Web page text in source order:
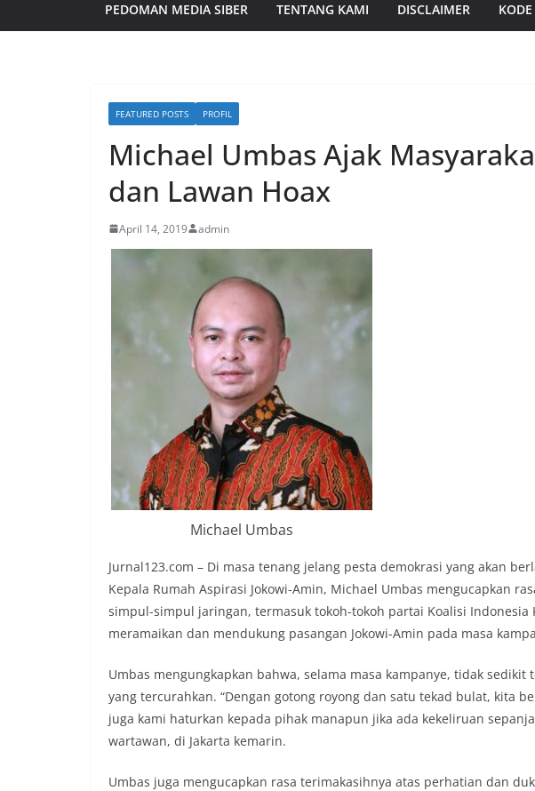
PEDOMAN MEDIA SIBER TENTANG KAMI DISCLAIMER
FEATURED POSTS PROFIL
Michael Umbas Ajak
dan Lawan Hoax
April 14, 2019 admin
Michael Umbas
Jurnal123.com – Di masa tenang jelang pesta demokrasi yang akan
Kepala Rumah Aspirasi Jokowi-Amin, Michael Umbas mengucapkan
simpul-simpul jaringan, termasuk tokoh-tokoh partai Koalisi Indonesia
meramaikan dan mendukung pasangan Jokowi-Amin pada masa
Umbas mengungkapkan bahwa, selama masa kampanye, tidak
yang tercurahkan. “Dengan gotong royong dan satu tekad bulat, kita
juga kami haturkan kepada pihak manapun jika ada kekeliruan
wartawan, di Jakarta kemarin.
Umbas juga mengucapkan rasa terimakasihnya atas perhatian dan